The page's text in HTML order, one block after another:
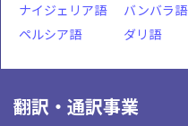
ナイジェリア語
バンバラ語
ペルシア語
ダリ語